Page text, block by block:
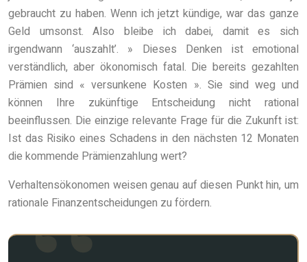
gebraucht zu haben. Wenn ich jetzt kündige, war das ganze
Geld umsonst. Also bleibe ich dabei, damit es sich
irgendwann ‘auszahlt’. » Dieses Denken ist emotional
verständlich, aber ökonomisch fatal. Die bereits gezahlten
Prämien sind « versunkene Kosten ». Sie sind weg und
können Ihre zukünftige Entscheidung nicht rational
beeinflussen. Die einzige relevante Frage für die Zukunft ist:
Ist das Risiko eines Schadens in den nächsten 12 Monaten
die kommende Prämienzahlung wert?
Verhaltensökonomen weisen genau auf diesen Punkt hin, um
rationale Finanzentscheidungen zu fördern.